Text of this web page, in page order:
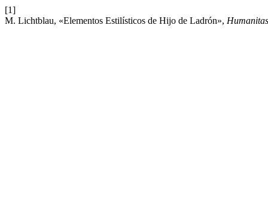
[1]
M. Lichtblau, «Elementos Estilísticos de Hijo de Ladrón», Humanitas